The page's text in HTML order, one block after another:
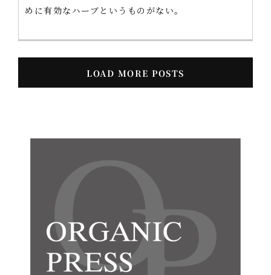
めに有効なハーブというものがない。
LOAD MORE POSTS